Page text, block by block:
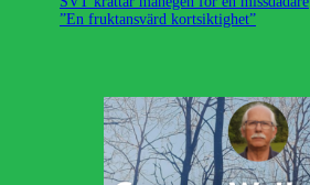
”En fruktansvärd kortsiktighet”